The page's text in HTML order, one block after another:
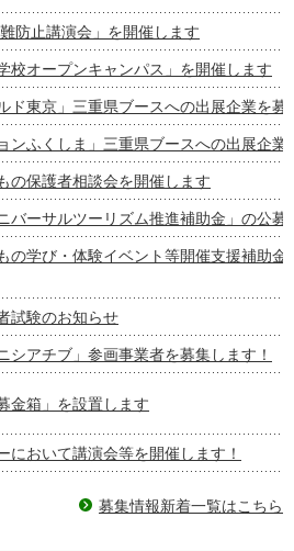
防止講演会」を開催します
校オープンキャンパス」を開催します
ド東京」三重県ブースへの出展企業を募
ンふくしま」三重県ブースへの出展企業
の保護者相談会を開催します
バーサルツーリズム推進補助金」の公募
学び・体験イベント等開催支援補助金
試験のお知らせ
シアチブ」参画事業者を募集します！
金箱」を設置します
において講演会等を開催します！
募集情報新着一覧はこちら